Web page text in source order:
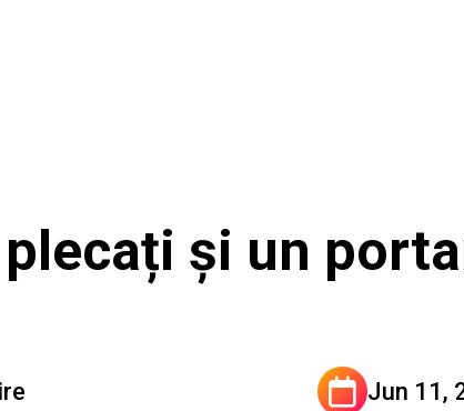
și un
Jun 11,